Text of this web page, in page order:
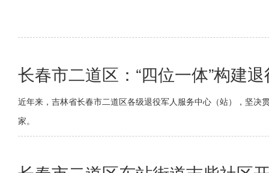
长春市二道区：“四位一体”构建
近年来，吉林省长春市二道区各级退役军人服务中心（站），坚决
家。